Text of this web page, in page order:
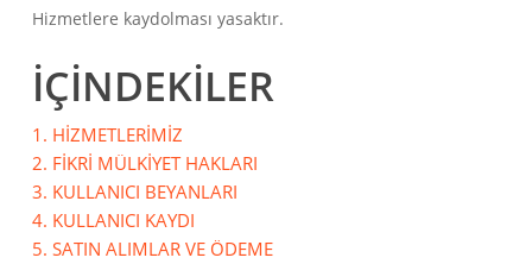
Hizmetlere kaydolması yasaktır.
İÇİNDEKİLER
1. HİZMETLERİMİZ
2. FİKRİ MÜLKİYET HAKLARI
3. KULLANICI BEYANLARI
4. KULLANICI KAYDI
5. SATIN ALIMLAR VE ÖDEME